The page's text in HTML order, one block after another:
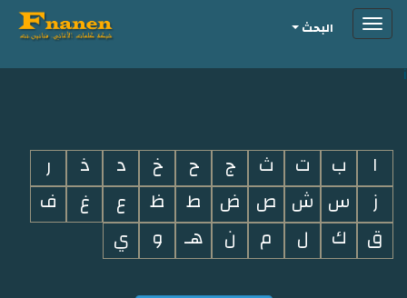
i
Toggleالبحث
ا ب ت ث ج ح خ د ذ
ر
ز
س ش ص ض ط ظ ع غ
ف
ق
ك ل م ن هـ و ي